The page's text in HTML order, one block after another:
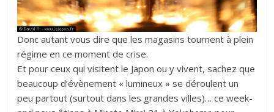
Donc autant vous dire que les magasins tournent à plein
régime en ce moment de crise.
Et pour ceux qui visitent le Japon ou y vivent, sachez que
beaucoup d’évènement « lumineux » se déroulent un
peu partout (surtout dans les grandes villes)… ce week-